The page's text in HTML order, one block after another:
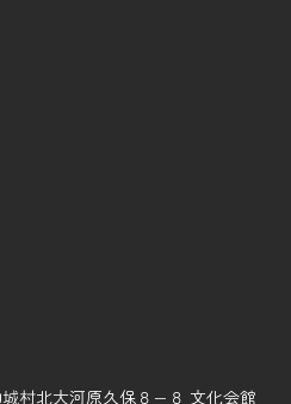
城村北大河原久保８−８ 文化会館